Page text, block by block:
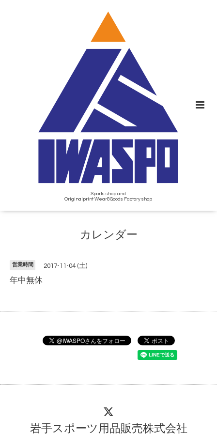
Sports shop and
Originalprint Wear&Goods Factory shop
カレンダー
営業時間 2017-11-04 (土)
年中無休
岩手スポーツ用品販売株式会社